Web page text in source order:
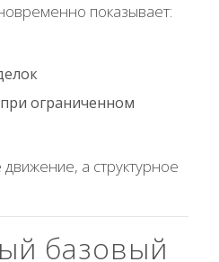
показывает:
ограниченном
а структурное
базовый